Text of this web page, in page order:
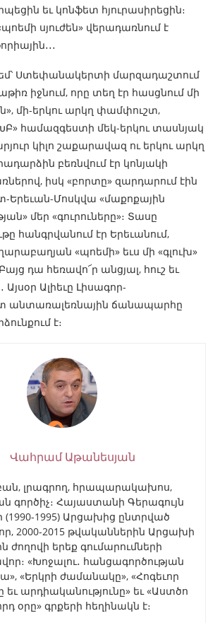
եւ կոնֆետ հյուրասիրեցին։
սյուժեն» վերադառնում է
եմ՝ Ստեփանակերտի մարզադաշտում
իջնում, որը տեղ էր հասցնում մի
մի-երկու արկղ փամփուշտ,
համազգեստի մեկ-երկու տասնյակ
կիլո շաքարավազ ու երկու արկղ
բեռնվում էր կոնյակի
իսկ «բորտը» զարդարում էին
Մոսկվա «մաքոքային
մեր «գուրուները»։ Տասը
հանգրվանում էր Երեւանում,
«պոեմի» եւս մի «գլուխ»
դա հեռավո՜ր անցյալ, հուշ եւ
Այսօր Ալիեւը Լիսագոր-
անտառալեռնային ճանապարհը
է։
Վահրամ Աթանեսյան
լրագրող, հրապարակախոս,
գործիչ։ Հայաստանի Գերագույն
(1990-1995) Արցախից ընտրված
2000-2015 թվականներին Արցախի
ժողովի երեք գումարումների
«Խոջալու․ հանցագործության
«Երկրի ժամանակը», «Հոգեւոր
արդիականությունը» եւ «Աստծո
օրը» գրքերի հեղինակն է։